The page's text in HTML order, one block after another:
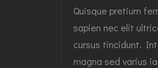
Quisque pretium
sapien nec elit
cursus tincidunt.
magna sed varius